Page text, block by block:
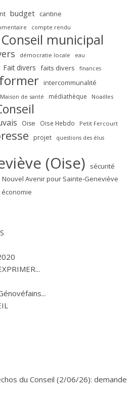
budget cantine
compte rendu
Conseil municipal
démocratie locale eau
Fait divers faits divers finances
intercommunalité
Maison de santé médiathèque Noailles
Oise Oise Hebdo Petit Fercourt
projet questions des élus
(Oise) sécurité
Nouvel Avenir pour Sainte-Geneviève
économie
du Conseil (2/06/26): demande